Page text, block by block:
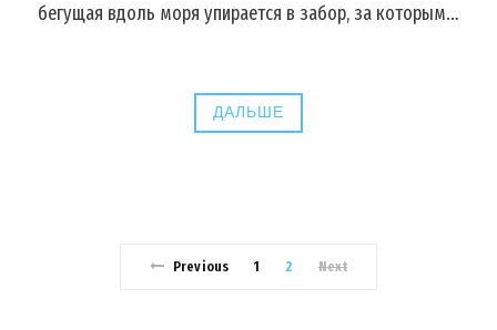
бегущая вдоль моря упирается в забор, за которым…
ДАЛЬШЕ
Previous 1 2 Next